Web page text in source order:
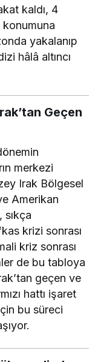
kaldı, 4
yakalanıp
hâlâ altıncı
Geçen
merkezi
Irak Bölgesel
Amerikan
sıkça
krizi sonrası
kriz sonrası
de bu tabloya
geçen ve
hattı işaret
bu süreci